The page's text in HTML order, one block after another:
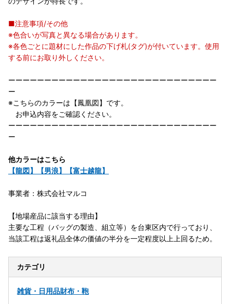
■注意事項/その他
※色合いが写真と異なる場合があります。
※各色ごとに題材にした作品の下げ札(タグ)が付いています。使用
する前にお取り外しください。
ーーーーーーーーーーーーーーーーーーーーーーーーーーーーー
ー
※こちらのカラーは【鳳凰図】です。
お申込内容をご確認ください。
ーーーーーーーーーーーーーーーーーーーーーーーーーーーーー
ー
他カラーはこちら
【龍図】
【男浪】 【富士越龍】
事業者：株式会社マルコ
【地場産品に該当する理由】
主要な工程（バッグの製造、組立等）を台東区内で行っており、
当該工程は返礼品全体の価値の半分を一定程度以上上回るため。
カテゴリ
雑貨・日用品財布・鞄